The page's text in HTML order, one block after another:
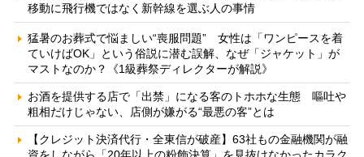
移動に飛行機ではなく新幹線を選ぶ人の事情
猛暑のお葬式で悩ましい“喪服問題” 女性は「ワンピースを着
ていけばOK」という俗説に潜む誤解、なぜ「ジャケット」が
マストなのか？《1級葬祭ディレクターが解説》
お酒を提供する店で「出禁」になる客のトホホな生態 嘔吐や
粗相だけじゃない、店側が嫌がる“最悪の客”とは
【クレジット決済代行・全東信が破産】63社もの金融機関が融